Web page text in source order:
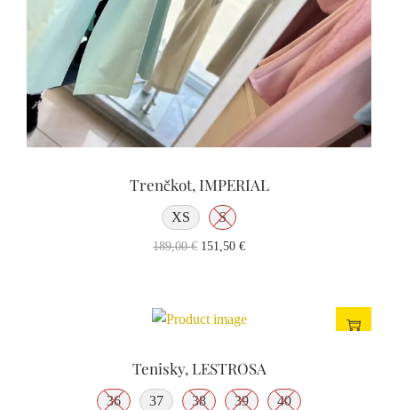
Trenčkot, IMPERIAL
XS S
189,00€ 151,50 €
Tenisky, LESTROSA
36 37 38 39 40